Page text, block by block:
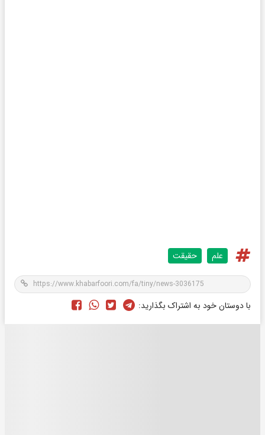
علم حقیقت
با دوستان خود به اشتراک بگذارید: